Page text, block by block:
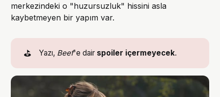
merkezindeki o "huzursuzluk" hissini asla
kaybetmeyen bir yapım var.
⛳ Yazı, Beef'e dair spoiler içermeyecek.